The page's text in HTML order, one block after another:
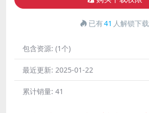
已有41 人解锁下载
包含资源: (1个)
最近更新: 2025-01-22
累计销量: 41